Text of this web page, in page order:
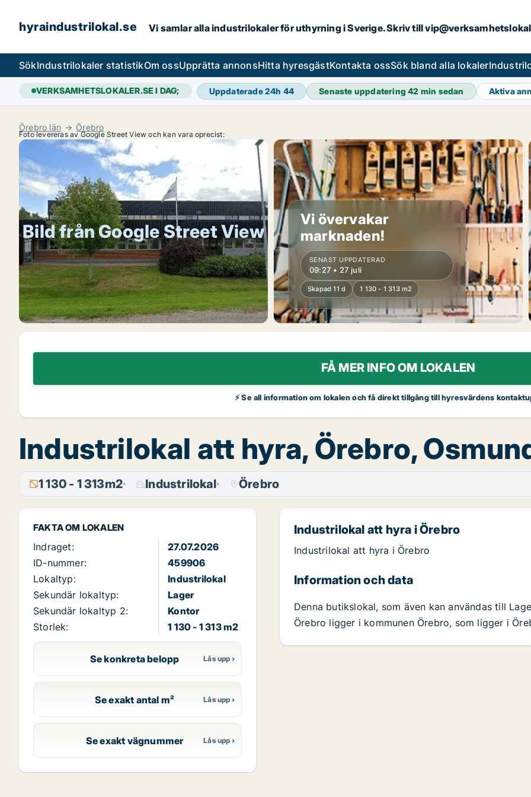
hyraindustrilokal.se Vi samlar alla industrilokaler för uthyrning i Sverige. Skriv till
SökIndustrilokaler statistikOm ossUpprätta annonsHitta hyresgästKontakta ossSök bland alla lokaler
VERKSAMHETSLOKALER.SE I DAG; Uppdaterade 24h 44 Senaste uppdatering42 min sedan Aktiva
Örebro län Örebro
Foto levereras av Google Street View och kan vara oprecist:
Bild från Google Street View
Vi övervakar
marknaden!
SENAST UPPDATERAD
09:27 • 27 juli
Skapad 11 d 1 130 - 1 313 m2
FÅ MER INFO OM LOKALEN
⚡ Se all information om lokalen och få direkt tillgång till hyresvärdens
Industrilokal att hyra, Örebro,
1 130 - 1 313m2 Industrilokal Örebro
FAKTA OM LOKALEN
Indraget:
27.07.2026
ID-nummer:
459906
Lokaltyp:
Industrilokal
Sekundär lokaltyp:
Lager
Sekundär lokaltyp 2:
Kontor
Storlek:
1 130 - 1 313 m2
Se konkreta belopp
Se exakt antal m²
Se exakt vägnummer
Industrilokal att hyra i Örebro
Industrilokal att hyra i Örebro
Information och data
Denna butikslokal, som även kan användas till
Örebro ligger i kommunen Örebro, som ligger i